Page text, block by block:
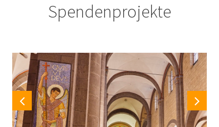
Spendenprojekte